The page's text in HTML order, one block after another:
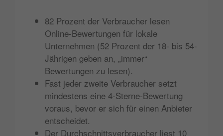
82 Prozent der Verbraucher lesen
Online-Bewertungen für lokale
Unternehmen (52 Prozent der 18- bis 54-
Jährigen geben an, „immer“
Bewertungen zu lesen).
Fast jeder zweite Verbraucher setzt
mindestens eine 4-Sterne-Bewertung
voraus, bevor er sich für einen Anbieter
entscheidet.
Der Durchschnittsverbraucher liest 10